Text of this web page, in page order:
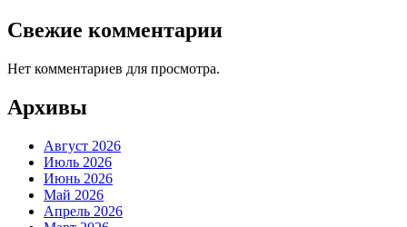
Свежие комментарии
Нет комментариев для просмотра.
Архивы
Август 2026
Июль 2026
Июнь 2026
Май 2026
Апрель 2026